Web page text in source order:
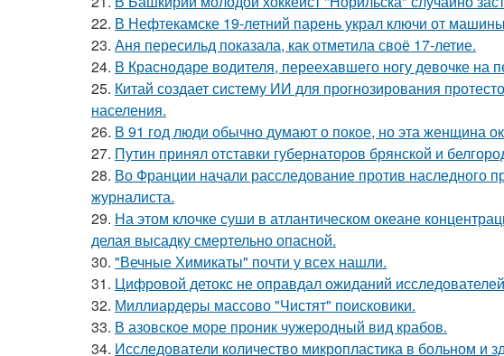
22. В Нефтекамске 19-летний парень украл ключи от
23. Аня пересильд показала, как отметила своё 17-летие.
24. В Краснодаре водителя, переехавшего ногу девочке на
25. Китай создает систему ИИ для прогнозирования
населения.
26. В 91 год люди обычно думают о покое, но эта женщина
27. Путин принял отставки губернаторов брянской и
28. Во Франции начали расследование против наследного
журналиста.
29. На этом клочке суши в атлантическом океане
делая высадку смертельно опасной.
30. "Вечные Химикаты" почти у всех нашли.
31. Цифровой детокс не оправдал ожиданий
32. Миллиардеры массово "Чистят" поисковики.
33. В азовское море проник чужеродный вид крабов.
34. Исследователи количество микропластика в больном и